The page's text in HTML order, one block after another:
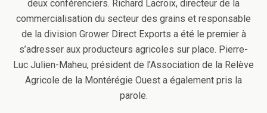
deux conférenciers. Richard Lacroix, directeur de la
commercialisation du secteur des grains et responsable
de la division Grower Direct Exports a été le premier à
s’adresser aux producteurs agricoles sur place. Pierre-
Luc Julien-Maheu, président de l’Association de la Relève
Agricole de la Montérégie Ouest a également pris la
parole.